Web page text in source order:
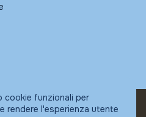
cookie funzionali per
rendere l'esperienza utente